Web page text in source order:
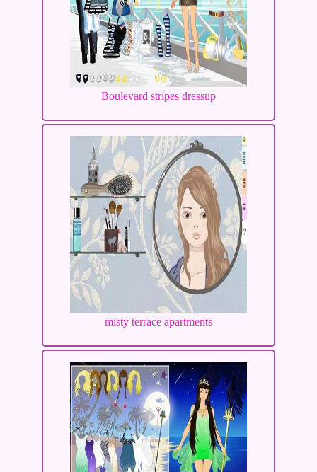
Boulevard stripes dressup
misty terrace apartments